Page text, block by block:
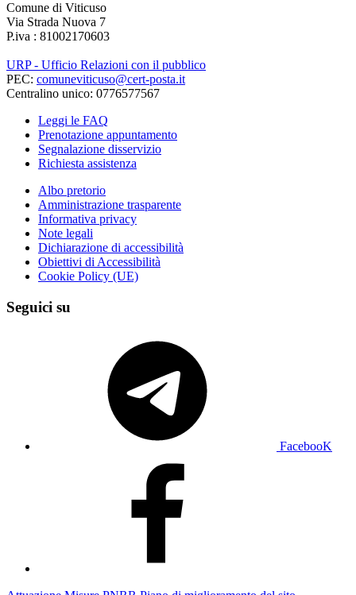
Comune di Viticuso
Via Strada Nuova 7
P.iva : 81002170603
URP - Ufficio Relazioni con il pubblico
PEC: comuneviticuso@cert-posta.it
Centralino unico: 0776577567
Leggi le FAQ
Prenotazione appuntamento
Segnalazione disservizio
Richiesta assistenza
Albo pretorio
Amministrazione trasparente
Informativa privacy
Note legali
Dichiarazione di accessibilità
Obiettivi di Accessibilità
Cookie Policy (UE)
Seguici su
FacebooK